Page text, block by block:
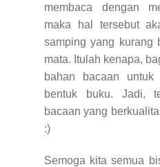
membaca dengan
maka hal tersebut
samping yang kurang
mata. Itulah kenapa,
bahan bacaan
bentuk buku. Jadi,
bacaan yang
:)
Semoga kita semua